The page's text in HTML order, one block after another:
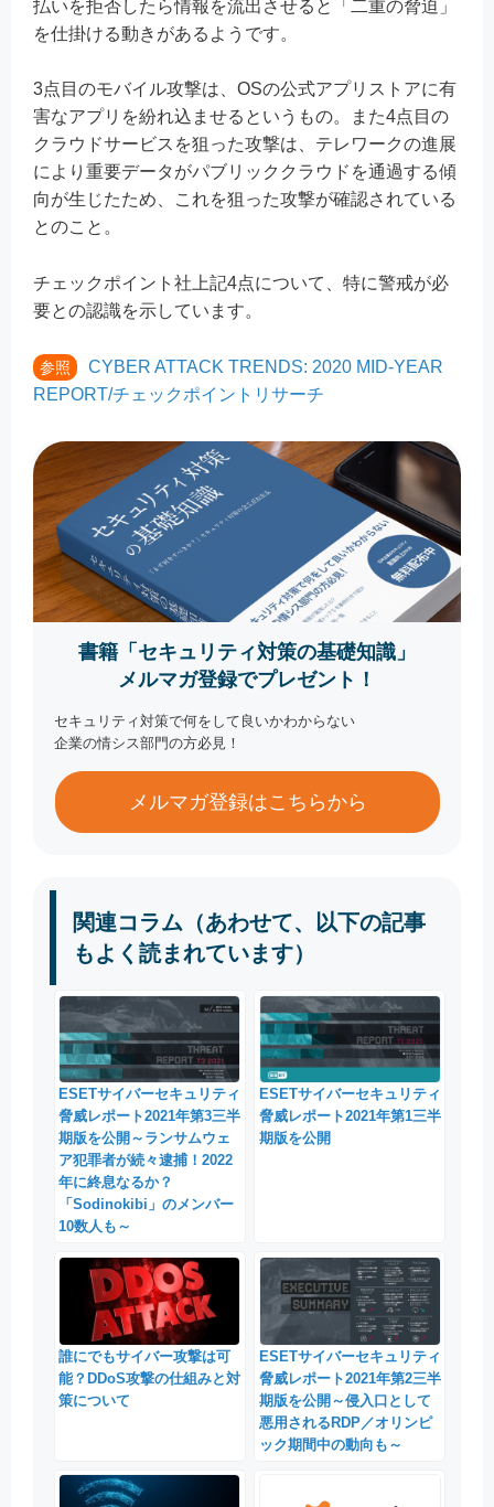
払いを拒否したら情報を流出させると「二重の脅迫」
を仕掛ける動きがあるようです。
3点目のモバイル攻撃は、OSの公式アプリストアに有
害なアプリを紛れ込ませるというもの。また4点目の
クラウドサービスを狙った攻撃は、テレワークの進展
により重要データがパブリッククラウドを通過する傾
向が生じたため、これを狙った攻撃が確認されている
とのこと。
チェックポイント社上記4点について、特に警戒が必
要との認識を示しています。
参照
CYBER ATTACK TRENDS: 2020 MID-YEAR
REPORT/チェックポイントリサーチ
書籍「セキュリティ対策の基礎知識」
メルマガ登録でプレゼント！
セキュリティ対策で何をして良いかわからない
企業の情シス部門の方必見！
メルマガ登録はこちらから
関連コラム（あわせて、以下の記事
もよく読まれています）
ESETサイバーセキュリティ
脅威レポート2021年第3三半
期版を公開～ランサムウェ
ア犯罪者が続々逮捕！2022
年に終息なるか？
「Sodinokibi」のメンバー
10数人も～
ESETサイバーセキュリティ
脅威レポート2021年第1三半
期版を公開
誰にでもサイバー攻撃は可
能？DDoS攻撃の仕組みと対
策について
ESETサイバーセキュリティ
脅威レポート2021年第2三半
期版を公開～侵入口として
悪用されるRDP／オリンピ
ック期間中の動向も～